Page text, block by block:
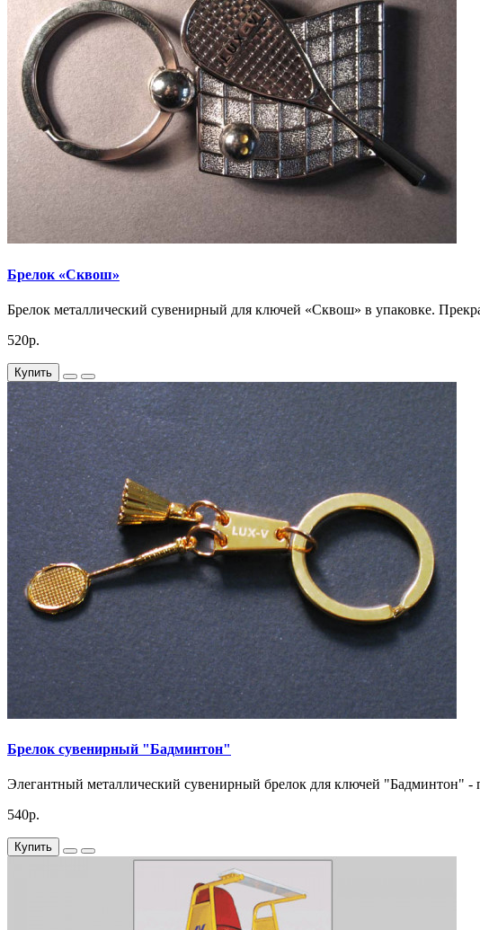
Брелок «Сквош»
Брелок металлический сувенирный для ключей «Сквош» в упаковке.
520р.
Купить
Брелок сувенирный "Бадминтон"
Элегантный металлический сувенирный брелок для ключей "Бадминтон" -
540р.
Купить